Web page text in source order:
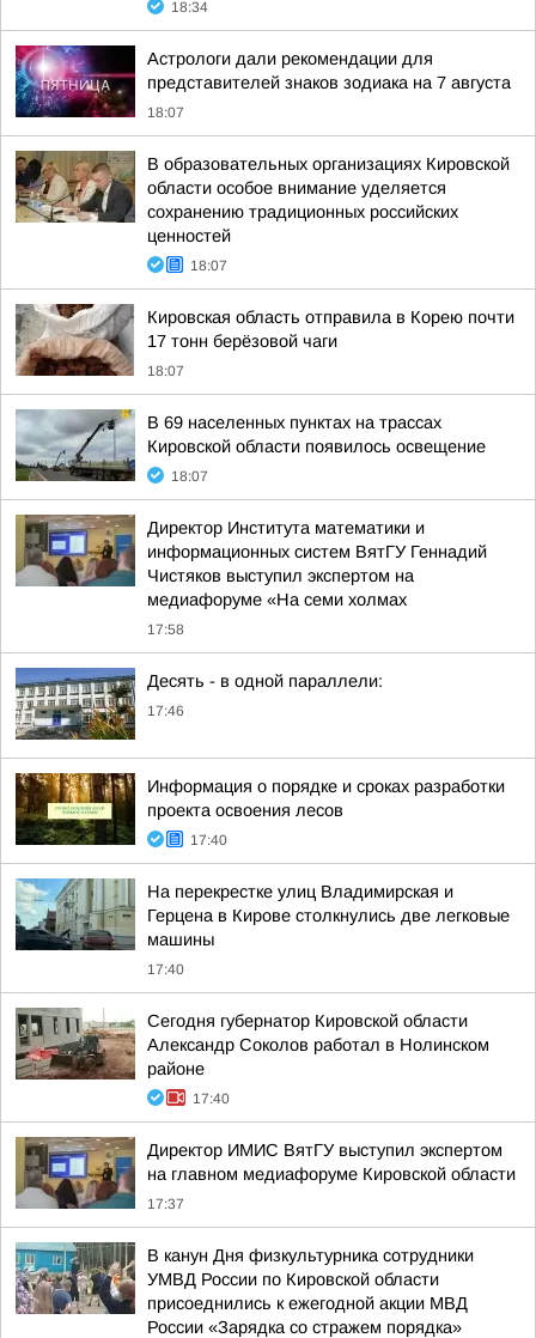
18:34
Астрологи дали рекомендации для
представителей знаков зодиака на 7 августа
18:07
В образовательных организациях Кировской
области особое внимание уделяется
сохранению традиционных российских
ценностей
18:07
Кировская область отправила в Корею почти
17 тонн берёзовой чаги
18:07
В 69 населенных пунктах на трассах
Кировской области появилось освещение
18:07
Директор Института математики и
информационных систем ВятГУ Геннадий
Чистяков выступил экспертом на
медиафоруме «На семи холмах
17:58
Десять - в одной параллели:
17:46
Информация о порядке и сроках разработки
проекта освоения лесов
17:40
На перекрестке улиц Владимирская и
Герцена в Кирове столкнулись две легковые
машины
17:40
Сегодня губернатор Кировской области
Александр Соколов работал в Нолинском
районе
17:40
Директор ИМИС ВятГУ выступил экспертом
на главном медиафоруме Кировской области
17:37
В канун Дня физкультурника сотрудники
УМВД России по Кировской области
присоеднились к ежегодной акции МВД
России «Зарядка со стражем порядка»